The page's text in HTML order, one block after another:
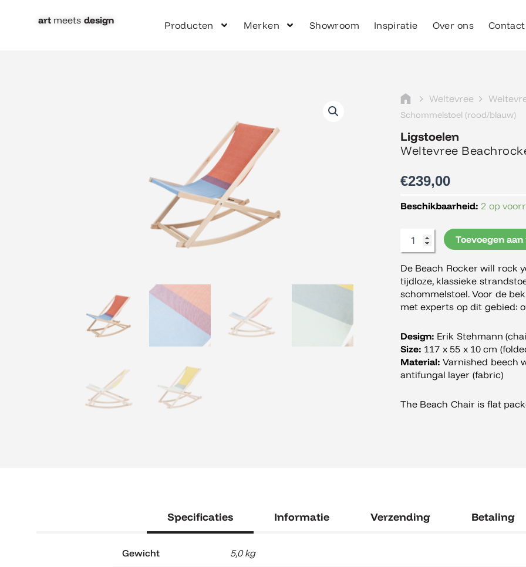
artmeets design​ Producten Merken Showroom Inspiratie Over ons Contact
Weltevree
Schommelstoel (rood/blauw)
Ligstoelen
Weltevree
€239,00
Beschikbaarheid: 2 op
Weltevree
Schommelstoel
(rood/blauw)
aantal
Toevoegen
De Beach Rocker will rock
tijdloze, klassieke
schommelstoel. Voor de
met experts op dit gebied:
Design: Erik Stehmann
Size: 117 x 55 x 10 cm
Material: Varnished beech
antifungal layer (fabric)
The Beach Chair is flat
Specificaties Informatie Verzending Betaling
Gewicht 5,0 kg